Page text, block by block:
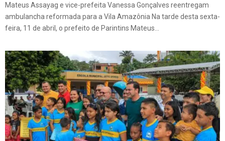
Mateus Assayag e vice-prefeita Vanessa Gonçalves reentregam
ambulancha reformada para a Vila Amazônia Na tarde desta sexta-
feira, 11 de abril, o prefeito de Parintins Mateus...